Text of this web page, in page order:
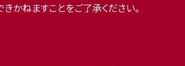
かねますことをご了承ください。